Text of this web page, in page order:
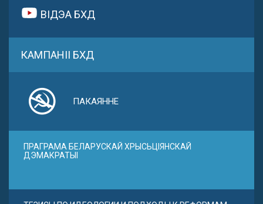
ВІДЭА БХД
КАМПАНІІ БХД
ПАКАЯННЕ
ПРАГРАМА БЕЛАРУСКАЙ ХРЫСЬЦІЯНСКАЙ
ДЭМАКРАТЫІ